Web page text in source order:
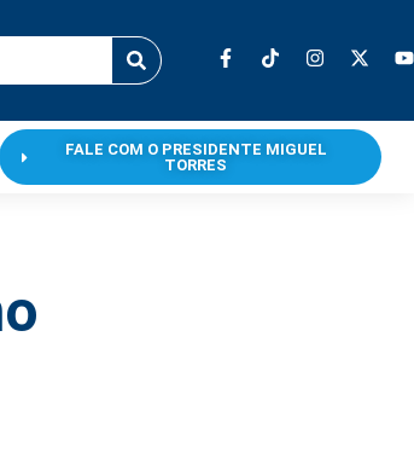
FALE COM O PRESIDENTE MIGUEL
TORRES